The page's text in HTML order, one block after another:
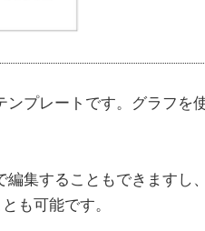
ンプレートです。グラフを
編集することもできますし
も可能です。